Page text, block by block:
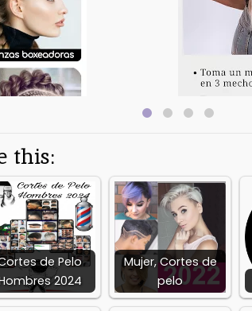
1.3.2
Sep 6, 2021
Available on:
this:
de Pelo
2024
Mujer, Cortes de
pelo